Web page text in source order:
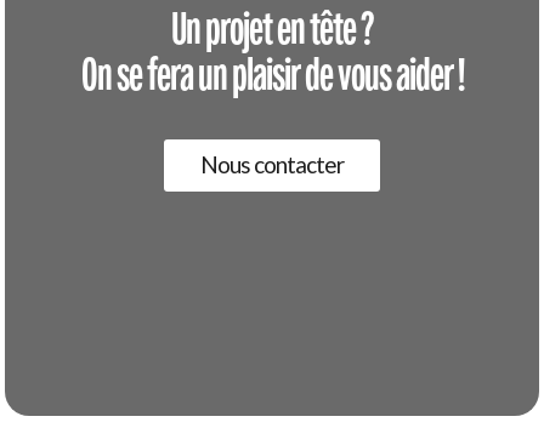
Un projet en tête ?
On se fera un plaisir de vous aider !
Nous contacter